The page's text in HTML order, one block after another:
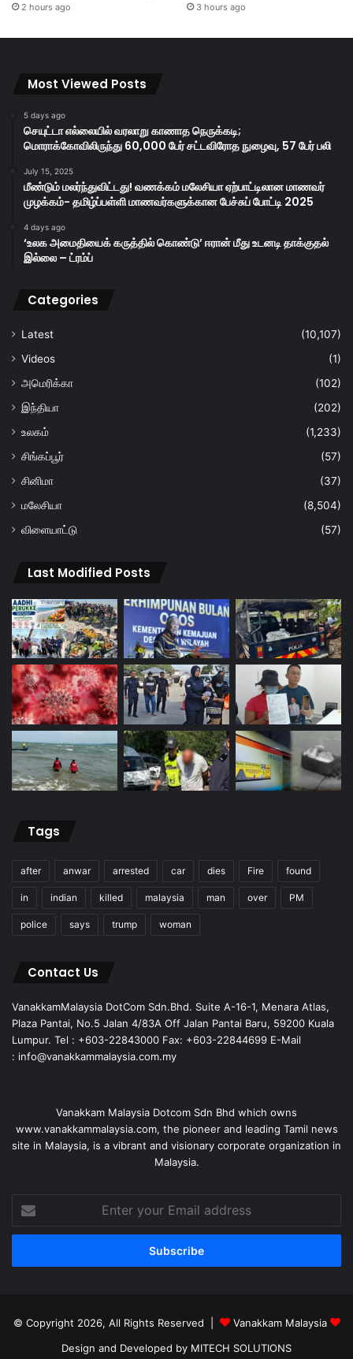
2 hours ago 3 hours ago
Most Viewed Posts
5 days ago
செயுட்டா எல்லையில் வரலாறு காணாத நெருக்கடி;
மொராக்கோவிலிருந்து 60,000 பேர் சட்டவிரோத நுழைவு, 57 பேர் பலி
July 15, 2025
மீண்டும் மலர்ந்துவிட்டது! வணக்கம் மலேசியா ஏற்பாட்டிலான மாணவர்
முழக்கம்- தமிழ்ப்பள்ளி மாணவர்களுக்கான பேச்சுப் போட்டி 2025
4 days ago
‘உலக அமைதியைக் கருத்தில் கொண்டு’ ஈரான் மீது உடனடி தாக்குதல்
இல்லை – ட்ரம்ப்
Categories
Latest
(10,107)
Videos
(1)
அமெரிக்கா
(102)
இந்தியா
(202)
உலகம்
(1,233)
சிங்கப்பூர்
(57)
சினிமா
(37)
மலேசியா
(8,504)
விளையாட்டு
(57)
Last Modified Posts
Tags
after anwar arrested car dies Fire found
in indian killed malaysia man over PM
police says trump woman
Contact Us
VanakkamMalaysia DotCom Sdn.Bhd. Suite A-16-1, Menara Atlas,
Plaza Pantai, No.5 Jalan 4/83A Off Jalan Pantai Baru, 59200 Kuala
Lumpur. Tel : +603-22843000 Fax: +603-22844699 E-Mail
: info@vanakkammalaysia.com.my
Vanakkam Malaysia Dotcom Sdn Bhd which owns
www.vanakkammalaysia.com, the pioneer and leading Tamil news
site in Malaysia, is a vibrant and visionary corporate organization in
Malaysia.
your
Email
© Copyright 2026, All Rights Reserved |
Vanakkam Malaysia
Design and Developed by MITECH SOLUTIONS